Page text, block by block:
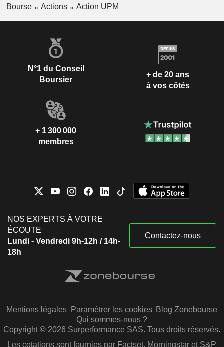
Bourse Actions Action UPM
N°1 du Conseil
Boursier
+ de 20 ans
à vos côtés
+ 1 300 000
membres
NOS EXPERTS À VOTRE
ÉCOUTE
Lundi - Vendredi 9h-12h / 14h-
18h
Contactez-nous
Mentions légales Paramétrer les cookies Blog Zonebourse
Qui sommes-nous ?
Copyright © 2026 Surperformance SAS. Tous droits réservés.
Les cotations sont fournies par Factset, Morningstar et S&P